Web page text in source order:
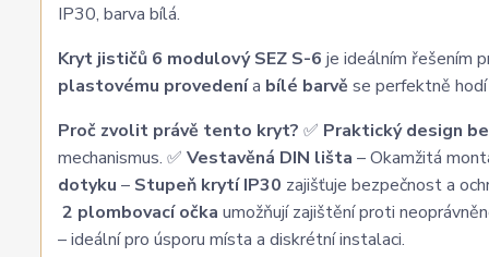
IP30, barva bílá.
Kryt jističů 6 modulový SEZ S-6 je ideálním řešením
plastovému provedenía bílé barvě se perfektně hodí
Proč zvolit právě tento kryt? ✅ Praktický design
mechanismus. ✅ Vestavěná DIN lišta – Okamžitá
dotyku – Stupeň krytí IP30 zajišťuje bezpečnost a
2 plombovací očka umožňují zajištění proti
– ideální pro úsporu místa a diskrétní instalaci.